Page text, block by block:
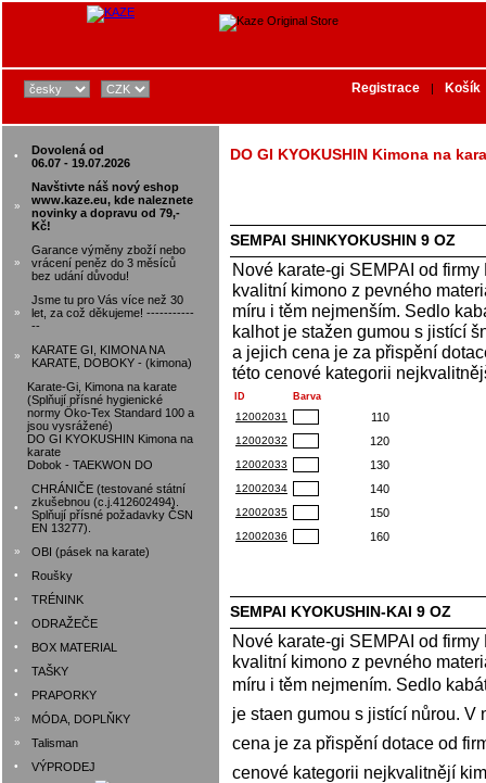
•
Dovolená od
06.07 - 19.07.2026
»
Navštivte náš nový eshop
www.kaze.eu, kde naleznete
novinky a dopravu od 79,-
Kč!
»
Garance výměny zboží nebo
vrácení peněz do 3 měsíců
bez udání důvodu!
»
Jsme tu pro Vás více než 30
let, za což děkujeme! -----------
--
»
KARATE GI, KIMONA NA
KARATE, DOBOKY - (kimona)
Karate-Gi, Kimona na karate
(Splňují přísné hygienické
normy Öko-Tex Standard 100 a
jsou vysrážené)
DO GI KYOKUSHIN Kimona na
karate
Dobok - TAEKWON DO
•
CHRÁNIČE (testované státní
zkušebnou (c.j.412602494).
Splňují přísné požadavky ČSN
EN 13277).
» OBI (pásek na karate)
• Roušky
• TRÉNINK
• ODRAŽEČE
• BOX MATERIAL
• TAŠKY
• PRAPORKY
» MÓDA, DOPLŇKY
» Talisman
• VÝPRODEJ
Registrace | Košík
DO GI KYOKUSHIN Kimona na
SEMPAI SHINKYOKUSHIN 9 OZ
Nové karate-gi SEMPAI od
kvalitní kimono z pevného
míru i těm nejmenším. Sedlo
kalhot je stažen gumou s jistící
a jejich cena je za přispění
této cenové kategorii
ID Barva
12002031 110
12002032 120
12002033 130
12002034 140
12002035 150
12002036 160
SEMPAI KYOKUSHIN-KAI 9 OZ
Nové karate-gi SEMPAI od
kvalitní kimono z pevného
míru i těm nejmením. Sedlo
je staen gumou s jistící nůrou.
cena je za přispění dotace od
cenové kategorii nejkvalitnějí